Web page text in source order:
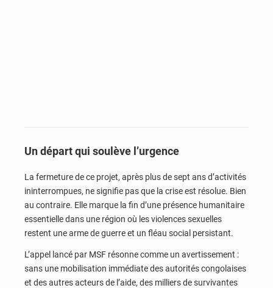
Un départ qui soulève l’urgence
La fermeture de ce projet, après plus de sept ans d’activités
ininterrompues, ne signifie pas que la crise est résolue. Bien
au contraire. Elle marque la fin d’une présence humanitaire
essentielle dans une région où les violences sexuelles
restent une arme de guerre et un fléau social persistant.
L’appel lancé par MSF résonne comme un avertissement :
sans une mobilisation immédiate des autorités congolaises
et des autres acteurs de l’aide, des milliers de survivantes